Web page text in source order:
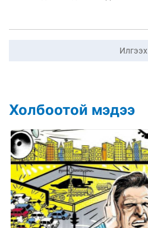
Илгээх
Холбоотой мэдээ